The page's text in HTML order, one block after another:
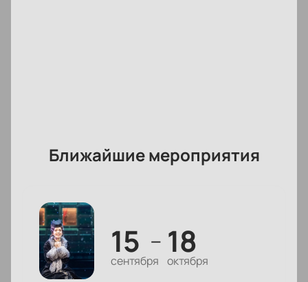
Ближайшие мероприятия
15
сентября
— 18
октября